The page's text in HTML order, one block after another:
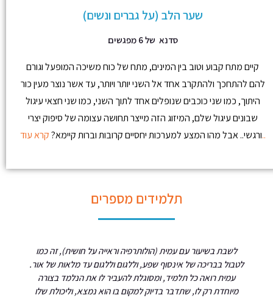
שער הלב (על גברים ונשים)
סדנא של 6 מפגשים
קיים מתח קבוע וטוב בין המינים, מתח של כוח משיכה המופעל וגורם
להם להתחכך ולהתקרב אחד אל השני יותר ויותר, עד אשר נוצר מעין כור
היתוך, כמו שני כוכבים שנופלים אחד לתוך השני, כמו שני חצאי עיגול
שבונים עיגול שלם, המיזוג הזה מייצר תחושה עצומה של סיפוק יצרי
ורגשי.. אבל מהו המצע למערכות יחסיים קרובות וברות קיימא?קרא עוד..
תלמידים מספרים
לשבת בשיעור עם עמית (הולותרפיה וראייה על חושית), זה כמו
לטבול בבריכה של אינסוף שפע, וללגום וללגום עד מלאות של אור.
עמית רואה כל תלמיד, ומסוגלת להעביר לו את הנלמד בצורה
מיוחדת רק לו, שתדבר בדיוק למקום בו הוא נמצא, וליכולת שלו